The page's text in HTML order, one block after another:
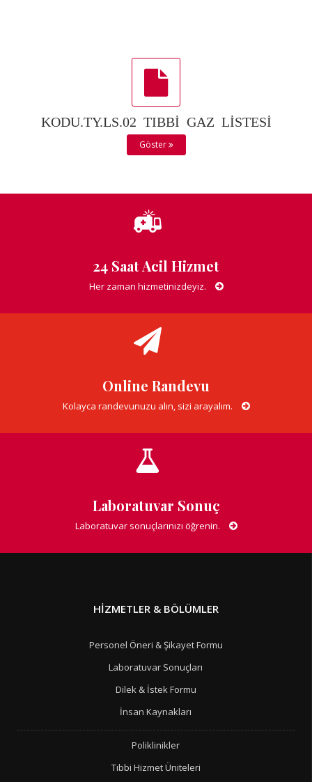
KODU.TY.LS.02 TIBBİ GAZ LİSTESİ
Göster
24 Saat Acil Hizmet
Her zaman hizmetinizdeyiz.
Online Randevu
Kolayca randevunuzu alın, sizi arayalım.
Laboratuvar Sonuç
Laboratuvar sonuçlarınızı öğrenin.
HIZMETLER & BÖLÜMLER
Personel Öneri & Şikayet Formu
Laboratuvar Sonuçları
Dilek & İstek Formu
İnsan Kaynakları
Poliklinikler
Tıbbi Hizmet Üniteleri